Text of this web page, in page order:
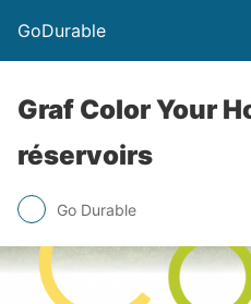
GoDurable
Graf Color Your
réservoirs
Go Durable